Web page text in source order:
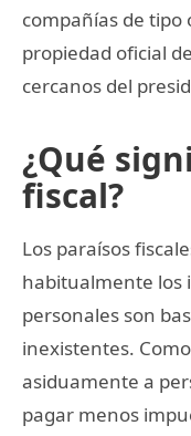
compañías de tipo
propiedad oficial
cercanos del
¿Qué
fiscal?
Los paraísos
habitualmente los
personales son
inexistentes.
asiduamente a
pagar menos